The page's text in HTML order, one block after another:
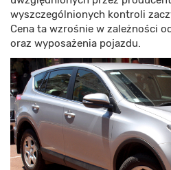
wyszczególnionych kontroli
Cena ta wzrośnie w zależności
oraz wyposażenia pojazdu.